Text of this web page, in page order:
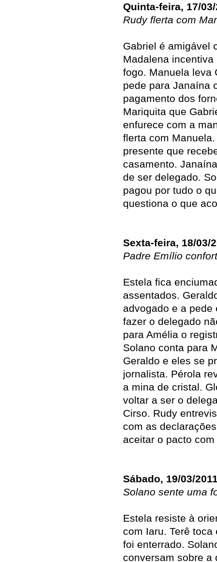
Quinta-feira, 17/03/
Rudy flerta com
Gabriel é amigável
Madalena
fogo. Manuela leva
pede para Janaína
pagamento dos
Mariquita que
enfurece com a
flerta com
presente que
casamento.
de ser delegado.
pagou por tudo o
questiona o que
Sexta-feira, 18/03/
Padre Emílio
Estela fica
assentados.
advogado e a
fazer o delegado
para Amélia o
Solano conta para
Geraldo e eles se
jornalista. Pérola
a mina de cristal.
voltar a ser o
Cirso. Rudy
com as
aceitar o pacto
Sábado, 19/03/
Solano sente uma
Estela resiste à
com Iaru. Terê
foi enterrado.
conversam sobre a